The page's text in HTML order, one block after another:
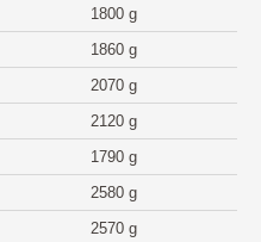
1800 g
1860 g
2070 g
2120 g
1790 g
2580 g
2570 g